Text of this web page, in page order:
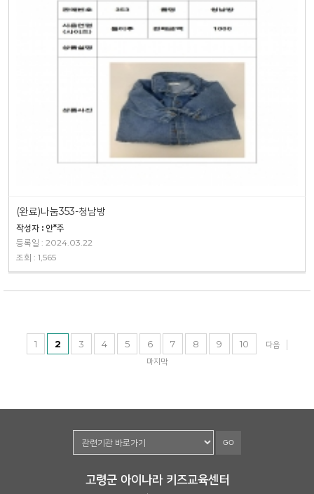
(완료)나눔353-청남방
작성자 : 안*주
등록일 : 2024.03.22
조회 : 1,565
1 2 3 4 5 6 7 8 9 10
다음
마지막
고령군 아이나라 키즈교육센터
GO